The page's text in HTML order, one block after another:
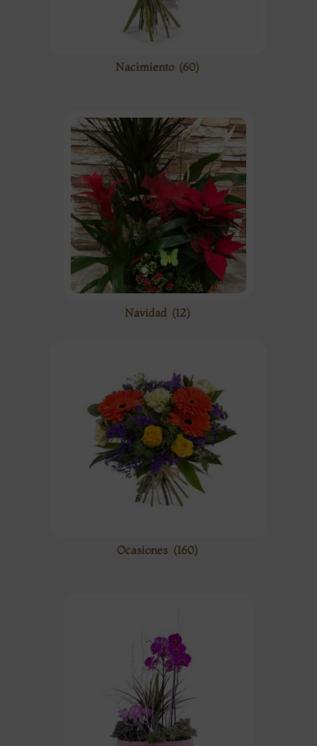
Nacimiento (60)
Navidad (12)
Ocasiones (160)